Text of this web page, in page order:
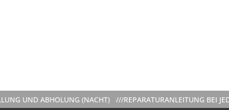
UND ABHOLUNG (NACHT) ///REPARATURANLEITUNG BEI